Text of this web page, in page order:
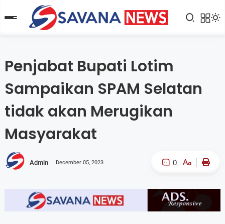
Penjabat Bupati Lotim
Sampaikan SPAM Selatan
tidak akan Merugikan
Masyarakat
Admin December 05, 2023 0
A- A+